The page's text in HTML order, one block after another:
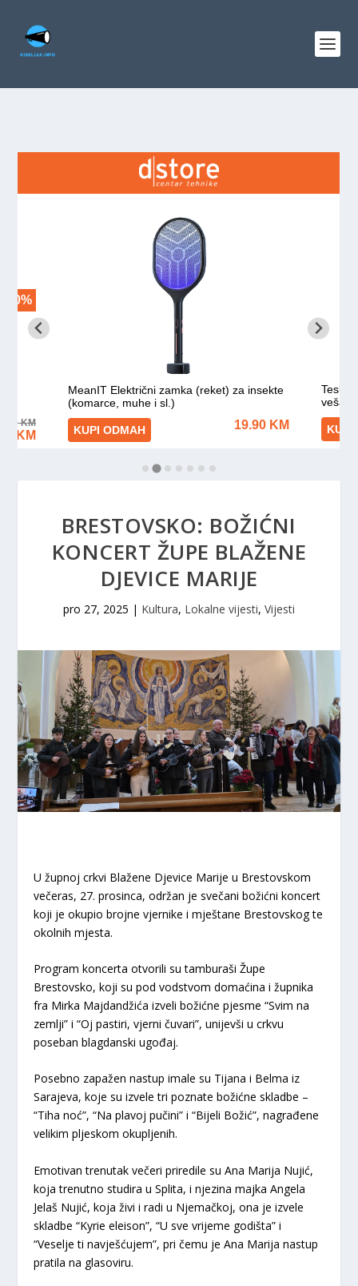
BRESTOVSKO: BOŽIĆNI
KONCERT ŽUPE BLAŽENE
DJEVICE MARIJE
pro 27, 2025 | Kultura, Lokalne vijesti, Vijesti
U župnoj crkvi Blažene Djevice Marije u Brestovskom
večeras, 27. prosinca, održan je svečani božićni koncert
koji je okupio brojne vjernike i mještane Brestovskog te
okolnih mjesta.
Program koncerta otvorili su tamburaši Župe
Brestovsko, koji su pod vodstvom domaćina i župnika
fra Mirka Majdandžića izveli božićne pjesme “Svim na
zemlji” i “Oj pastiri, vjerni čuvari”, unijevši u crkvu
poseban blagdanski ugođaj.
Posebno zapažen nastup imale su Tijana i Belma iz
Sarajeva, koje su izvele tri poznate božićne skladbe –
“Tiha noć”, “Na plavoj pučini” i “Bijeli Božić”, nagrađene
velikim pljeskom okupljenih.
Emotivan trenutak večeri priredile su Ana Marija Nujić,
koja trenutno studira u Splita, i njezina majka Angela
Jelaš Nujić, koja živi i radi u Njemačkoj, ona je izvele
skladbe “Kyrie eleison”, “U sve vrijeme godišta” i
“Veselje ti navješćujem”, pri čemu je Ana Marija nastup
pratila na glasoviru.